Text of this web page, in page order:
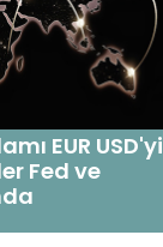
EUR USD'yi
Fed ve